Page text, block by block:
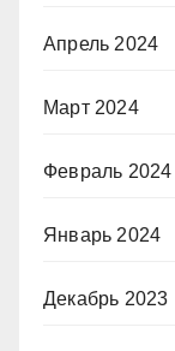
Апрель 2024
Март 2024
Февраль 2024
Январь 2024
Декабрь 2023